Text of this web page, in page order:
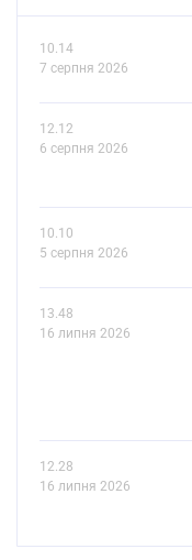
10.14
7 серпня 2026
12.12
6 серпня 2026
10.10
5 серпня 2026
13.48
16 липня 2026
12.28
16 липня 2026